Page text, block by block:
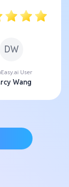
DW
User
Wang